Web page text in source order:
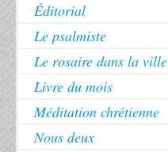
Éditorial
Le psalmiste
Le rosaire dans la ville
Livre du mois
Méditation chrétienne
Nous deux